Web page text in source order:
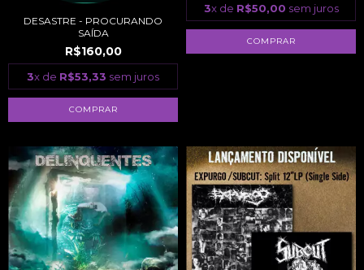
DESASTRE - PROCURANDO
SAÍDA
R$160,00
3x de R$53,33 sem juros
3x de R$50,00 sem juros